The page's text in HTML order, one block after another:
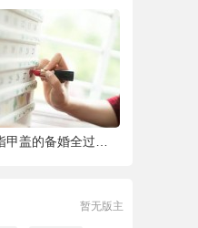
细致到指甲盖的备婚全过程，这位“挑剔”新
暂无版主